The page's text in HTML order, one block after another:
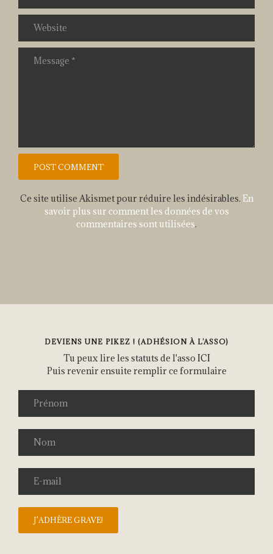
Ce site utilise Akismet pour réduire les indésirables. En
savoir plus sur comment les données de vos
commentaires sont utilisées.
DEVIENS UNE PIKEZ ! (ADHÉSION À L’ASSO)
Tu peux lire les statuts de l'asso ICI
Puis revenir ensuite remplir ce formulaire